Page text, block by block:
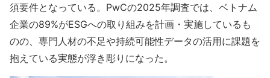
須要件となっている。PwCの2025年調査では、ベトナム
企業の89%がESGへの取り組みを計画・実施しているも
のの、専門人材の不足や持続可能性データの活用に課題を
抱えている実態が浮き彫りになった。